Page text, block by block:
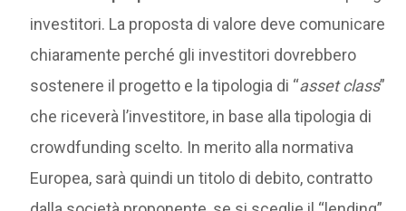
investitori. La proposta di valore deve comunicare
chiaramente perché gli investitori dovrebbero
sostenere il progetto e la tipologia di “asset class”
che riceverà l’investitore, in base alla tipologia di
crowdfunding scelto. In merito alla normativa
Europea, sarà quindi un titolo di debito, contratto